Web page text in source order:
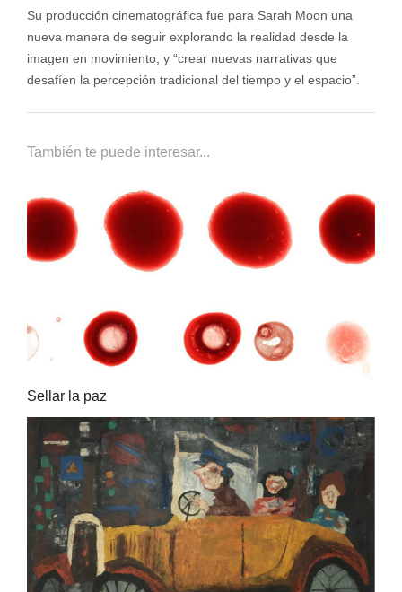
Su producción cinematográfica fue para Sarah Moon una
nueva manera de seguir explorando la realidad desde la
imagen en movimiento, y “crear nuevas narrativas que
desafíen la percepción tradicional del tiempo y el espacio”.
También te puede interesar...
Sellar la paz